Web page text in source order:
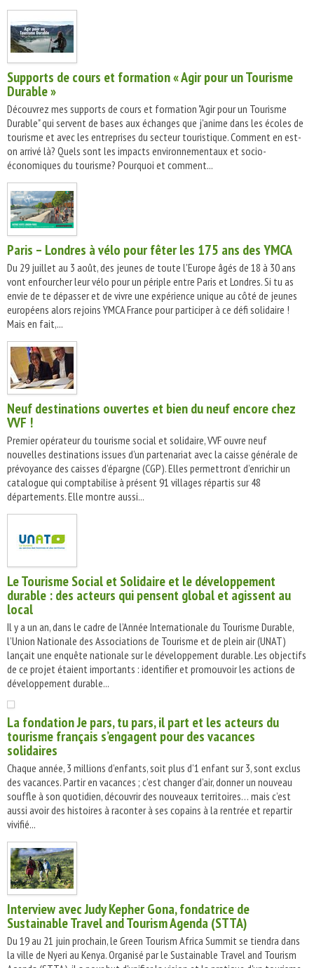
Supports de cours et formation « Agir pour un Tourisme
Durable »
Découvrez mes supports de cours et formation "Agir pour un Tourisme
Durable" qui servent de bases aux échanges que j'anime dans les écoles de
tourisme et avec les entreprises du secteur touristique. Comment en est-
on arrivé là? Quels sont les impacts environnementaux et socio-
économiques du tourisme? Pourquoi et comment...
Paris – Londres à vélo pour fêter les 175 ans des YMCA
Du 29 juillet au 3 août, des jeunes de toute l'Europe âgés de 18 à 30 ans
vont enfourcher leur vélo pour un périple entre Paris et Londres. Si tu as
envie de te dépasser et de vivre une expérience unique au côté de jeunes
européens alors rejoins YMCA France pour participer à ce défi solidaire !
Mais en fait,...
Neuf destinations ouvertes et bien du neuf encore chez
VVF !
Premier opérateur du tourisme social et solidaire, VVF ouvre neuf
nouvelles destinations issues d’un partenariat avec la caisse générale de
prévoyance des caisses d’épargne (CGP). Elles permettront d’enrichir un
catalogue qui comptabilise à présent 91 villages répartis sur 48
départements. Elle montre aussi...
Le Tourisme Social et Solidaire et le développement
durable : des acteurs qui pensent global et agissent au
local
Il y a un an, dans le cadre de l’Année Internationale du Tourisme Durable,
l’Union Nationale des Associations de Tourisme et de plein air (UNAT)
lançait une enquête nationale sur le développement durable. Les objectifs
de ce projet étaient importants : identifier et promouvoir les actions de
développement durable...
La fondation Je pars, tu pars, il part et les acteurs du
tourisme français s’engagent pour des vacances
solidaires
Chaque année, 3 millions d’enfants, soit plus d’1 enfant sur 3, sont exclus
des vacances. Partir en vacances ; c’est changer d’air, donner un nouveau
souffle à son quotidien, découvrir des nouveaux territoires… mais c’est
aussi avoir des histoires à raconter à ses copains à la rentrée et repartir
vivifié...
Interview avec Judy Kepher Gona, fondatrice de
Sustainable Travel and Tourism Agenda (STTA)
Du 19 au 21 juin prochain, le Green Tourism Africa Summit se tiendra dans
la ville de Nyeri au Kenya. Organisé par le Sustainable Travel and Tourism